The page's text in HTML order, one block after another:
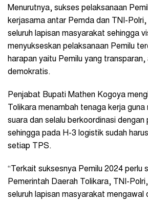
Menurutnya, sukses pelaksanaan
kerjasama antar Pemda dan TNI-
seluruh lapisan masyarakat sehingga
menyukseskan pelaksanaan Pemilu
harapan yaitu Pemilu yang transparan,
demokratis.
Penjabat Bupati Mathen Kogoya
Tolikara menambah tenaga kerja
suara dan selalu berkoordinasi dengan
sehingga pada H-3 logistik sudah
setiap TPS.
“Terkait suksesnya Pemilu 2024 perlu
Pemerintah Daerah Tolikara, TNI-
seluruh lapisan masyarakat mengawal